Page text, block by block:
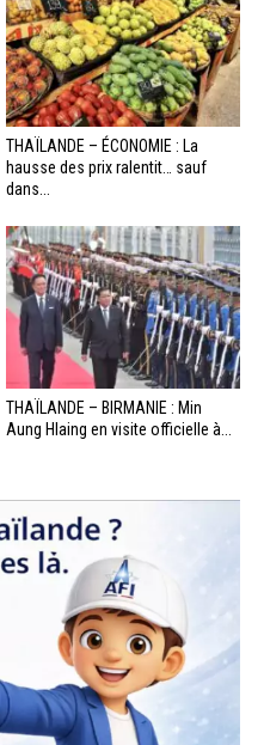
THAÏLANDE – ÉCONOMIE : La
hausse des prix ralentit… sauf
dans...
THAÏLANDE – BIRMANIE : Min
Aung Hlaing en visite officielle à...